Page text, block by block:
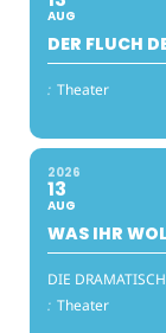
AUG
DER FLUCH
: Theater
2026
13
AUG
WAS IHR
DIE
: Theater